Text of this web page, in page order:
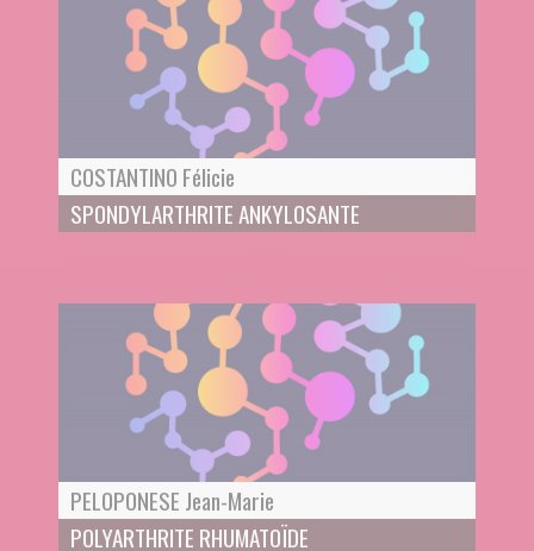
COSTANTINO Félicie
SPONDYLARTHRITE ANKYLOSANTE
PELOPONESE Jean-Marie
POLYARTHRITE RHUMATOÏDE